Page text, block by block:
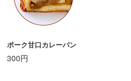
ポーク甘口カレーパン
300円